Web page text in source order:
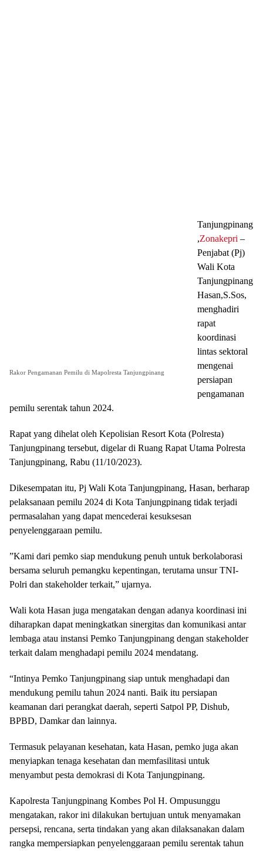
Rakor Pengamanan Pemilu di Mapolresta Tanjungpinang
Tanjungpinang
,Zonakepri –
Penjabat (Pj)
Wali Kota
Tanjungpinang
Hasan,S.Sos,
menghadiri
rapat
koordinasi
lintas sektoral
mengenai
persiapan
pengamanan
pemilu serentak tahun 2024.
Rapat yang dihelat oleh Kepolisian Resort Kota (Polresta)
Tanjungpinang tersebut, digelar di Ruang Rapat Utama Polresta
Tanjungpinang, Rabu (11/10/2023).
Dikesempatan itu, Pj Wali Kota Tanjungpinang, Hasan, berharap
pelaksanaan pemilu 2024 di Kota Tanjungpinang tidak terjadi
permasalahan yang dapat mencederai kesuksesan
penyelenggaraan pemilu.
”Kami dari pemko siap mendukung penuh untuk berkolaborasi
bersama seluruh pemangku kepentingan, terutama unsur TNI-
Polri dan stakeholder terkait,” ujarnya.
Wali kota Hasan juga mengatakan dengan adanya koordinasi ini
diharapkan dapat meningkatkan sinergitas dan komunikasi antar
lembaga atau instansi Pemko Tanjungpinang dengan stakeholder
terkait dalam menghadapi pemilu 2024 mendatang.
“Intinya Pemko Tanjungpinang siap untuk menghadapi dan
mendukung pemilu tahun 2024 nanti. Baik itu persiapan
keamanan dari perangkat daerah, seperti Satpol PP, Dishub,
BPBD, Damkar dan lainnya.
Termasuk pelayanan kesehatan, kata Hasan, pemko juga akan
menyiapkan tenaga kesehatan dan memfasilitasi untuk
menyambut pesta demokrasi di Kota Tanjungpinang.
Kapolresta Tanjungpinang Kombes Pol H. Ompusunggu
mengatakan, rakor ini dilakukan bertujuan untuk menyamakan
persepsi, rencana, serta tindakan yang akan dilaksanakan dalam
rangka mempersiapkan penyelenggaraan pemilu serentak tahun